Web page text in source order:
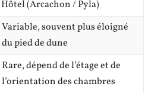
Hôtel (Arcachon / Pyla)
Variable, souvent plus éloigné
du pied de dune
Rare, dépend de l’étage et de
l’orientation des chambres